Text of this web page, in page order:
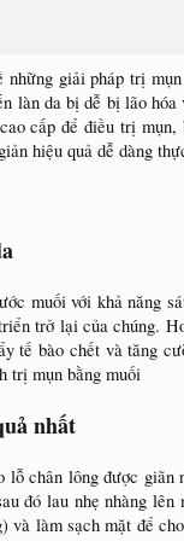
giải pháp trị
làn da bị dễ bị lão
cao cấp để điều trị
hiệu quả dễ dàng
muối với khả năng
trở lại của chúng.
tế bào chết và tăng
trị mụn bằng muối
nhất
lỗ chân lông được
đó lau nhẹ nhàng
và làm sạch mặt để